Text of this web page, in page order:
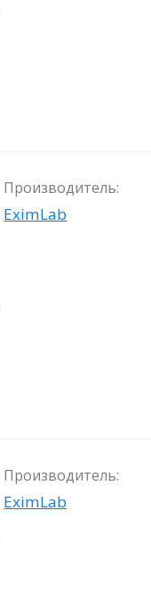
Производитель:
EximLab
Производитель:
EximLab